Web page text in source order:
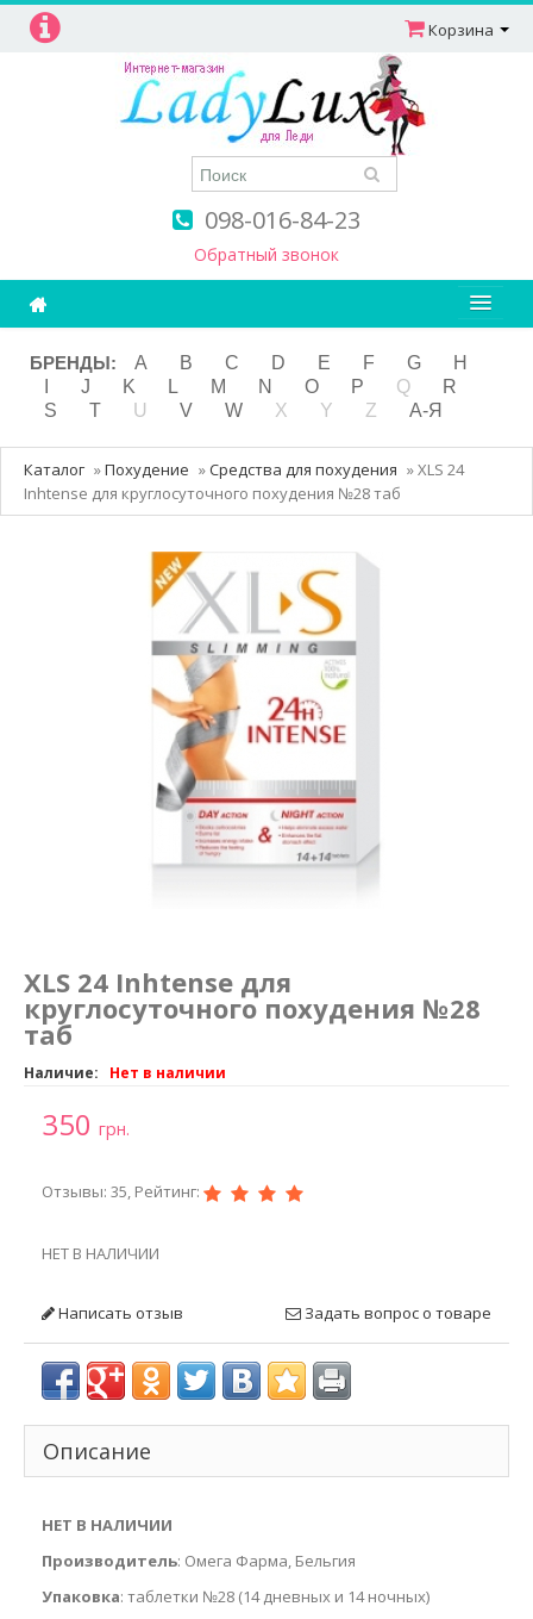
098-016-84-23
Обратный звонок
Корзина
Ароматерапия
Витамины
Детям и мамам
Косметика
БРЕНДЫ: A B C D E F G
H
J K L M N O P Q
R
S
T U V W X Y Z А-Я
Каталог »Похудение »Средства для похудения »XLS 24
Inhtense для круглосуточного похудения №28 таб
XLS 24 Inhtense для
круглосуточного похудения №28
таб
Наличие: Нет в наличии
350 грн.
Отзывы: 35, Рейтинг:
НЕТ В НАЛИЧИИ
Написать отзыв Задать вопрос о товаре
Описание
НЕТ В НАЛИЧИИ
Производитель: Омега Фарма, Бельгия
Упаковка: таблетки №28 (14 дневных и 14 ночных)